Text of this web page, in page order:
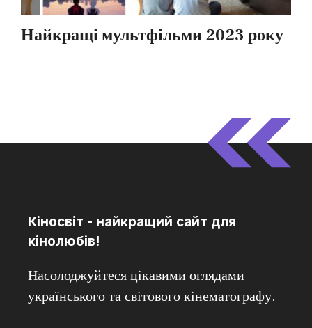
Кіносвіт - найкращий сайт для
кінолюбів!
Насолоджуйтеся цікавими оглядами
українського та світового кінематографу.